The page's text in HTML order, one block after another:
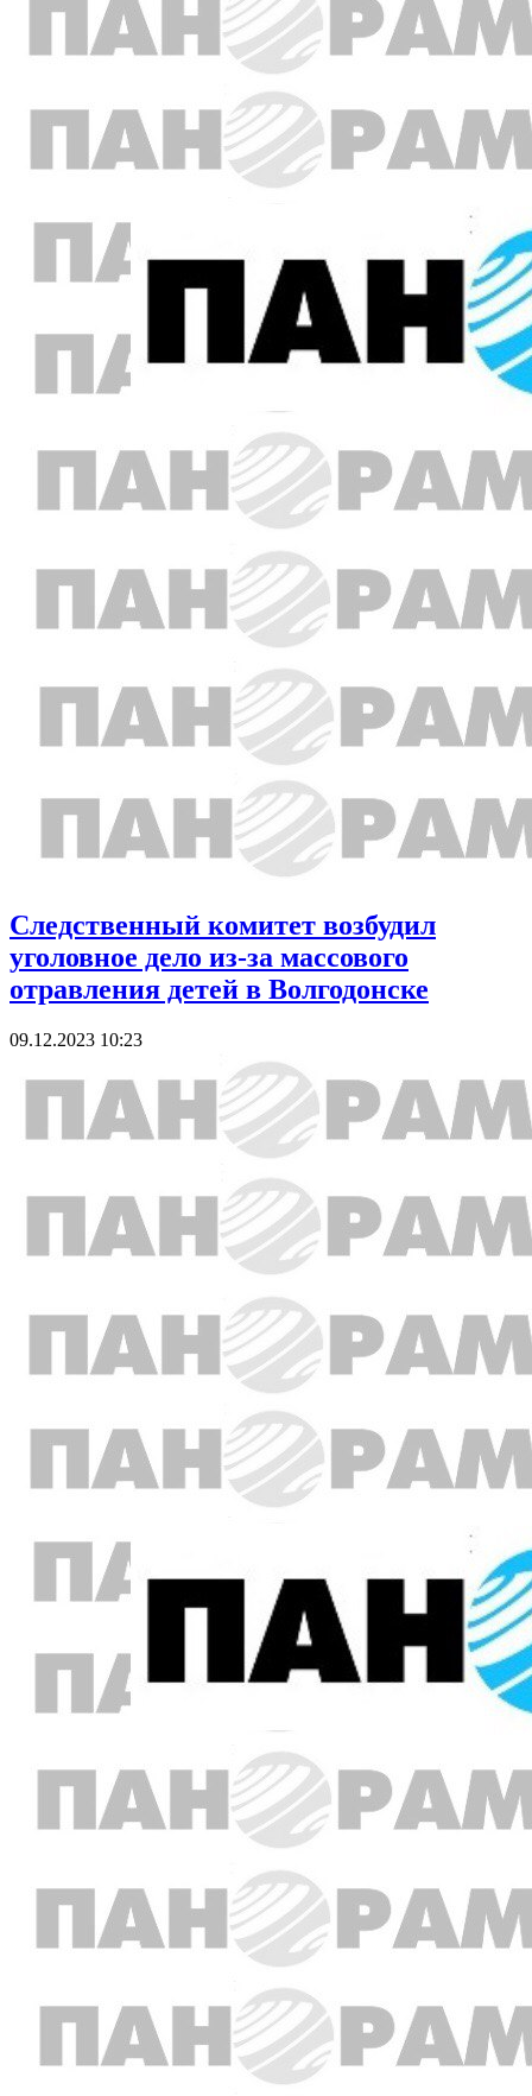
Следственный комитет возбудил
уголовное дело из-за массового
отравления детей в Волгодонске
09.12.2023 10:23